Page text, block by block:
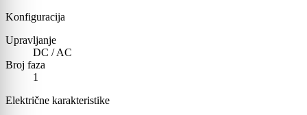
Konfiguracija
Upravljanje
DC / AC
Broj faza
1
Električne karakteristike